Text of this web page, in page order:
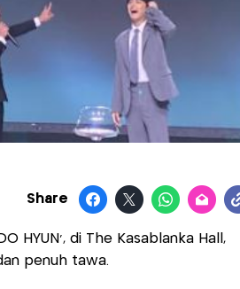
Share
HYUN’, di The Kasablanka Hall,
penuh tawa.